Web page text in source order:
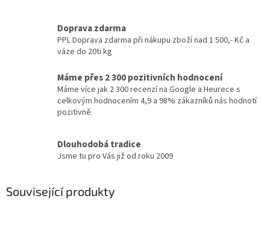
Doprava zdarma
PPL Doprava zdarma při nákupu zboží nad 1 500,- Kč a
váze do 20ti kg
Máme přes 2 300 pozitivních hodnocení
Máme více jak 2 300 recenzí na Google a Heurece s
celkovým hodnocením 4,9 a 98% zákazníků nás hodnotí
pozitivně.
Dlouhodobá tradice
Jsme tu pro Vás již od roku 2009
Související produkty